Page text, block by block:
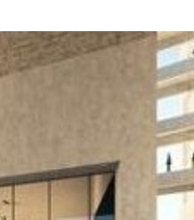
університетом,
200 програм,
науки,
туризм, харчування
університетом
програми в таких
людини,
середовища та